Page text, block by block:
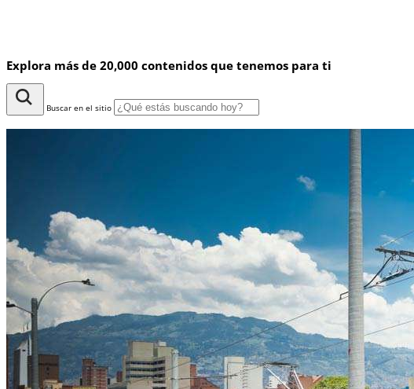
Explora más de 20,000 contenidos que tenemos para ti
Buscar en el sitio